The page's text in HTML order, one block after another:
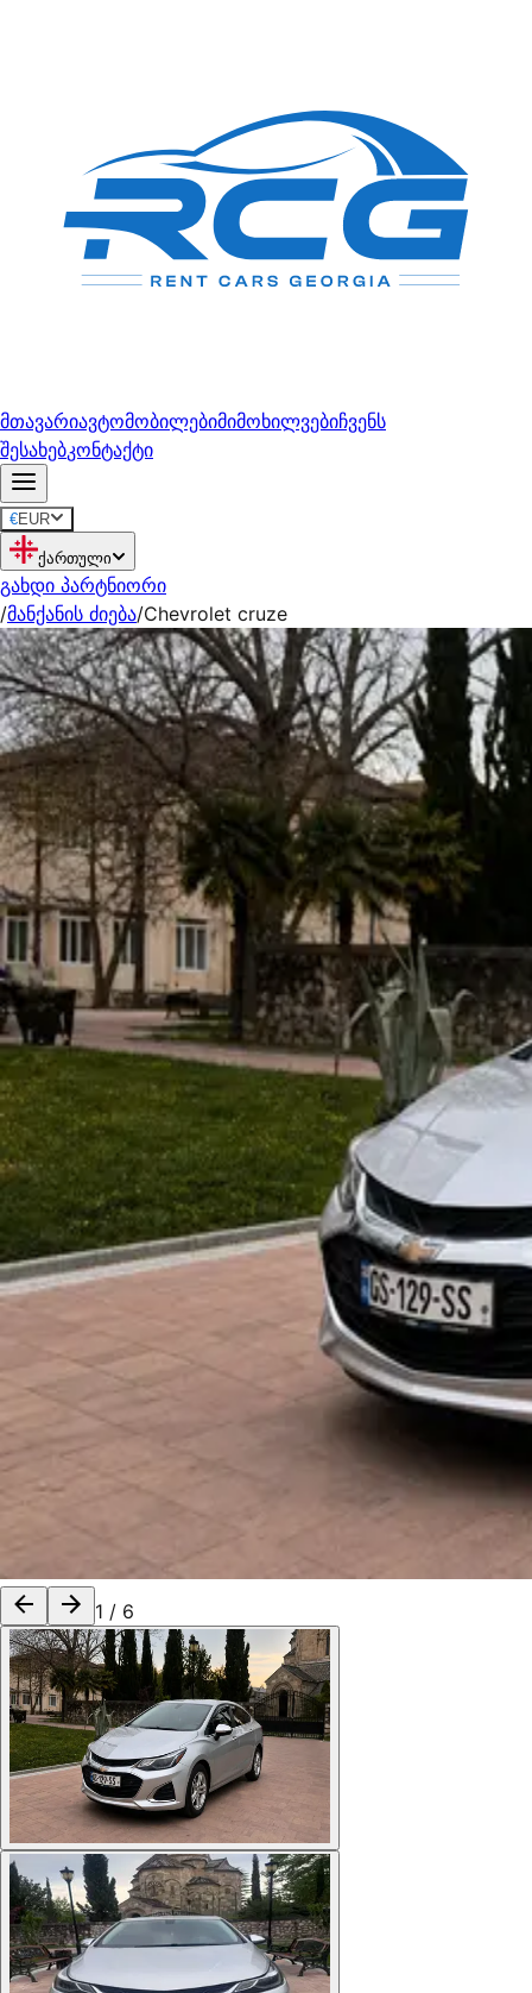
მთავარიავტომობილებიმიმოხილვებიჩვენს
შესახებკონტაქტი
€EUR
ქართული
გახდი პარტნიორი
/მანქანის ძიება/Chevrolet cruze
1 / 6